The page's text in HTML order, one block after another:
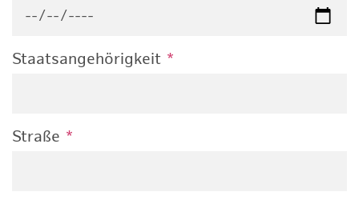
Staatsangehörigkeit *
Straße *